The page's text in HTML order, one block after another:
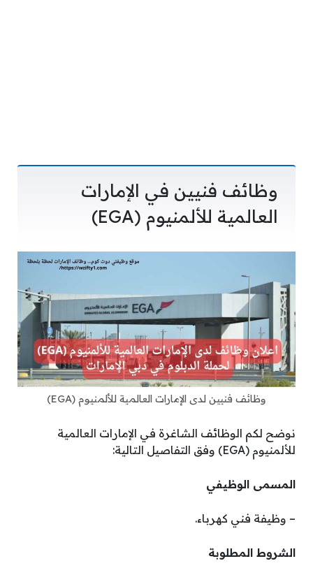
وظائف فنيين في الإمارات
العالمية للألمنيوم (EGA)
وظائف فنيين لدى الإمارات العالمية للألمنيوم (EGA)
نوضح لكم الوظائف الشاغرة في الإمارات العالمية
للألمنيوم (EGA) وفق التفاصيل التالية:
المسمى الوظيفي
– وظيفة فني كهرباء.
الشروط المطلوبة